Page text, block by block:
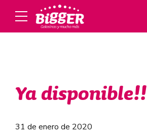
Ya disponible!!
31 de enero de 2020